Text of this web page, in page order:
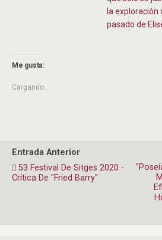
la exploración
pasado de
Me gusta:
Cargando...
Entrada Anterior
53 Festival De Sitges 2020 -
Crítica De "Fried Barry"